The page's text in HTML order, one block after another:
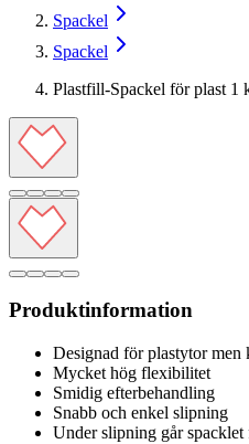
Spackel
Spackel
Plastfill-Spackel för plast 1
Produktinformation
Designad för plastytor men
Mycket hög flexibilitet
Smidig efterbehandling
Snabb och enkel slipning
Under slipning går